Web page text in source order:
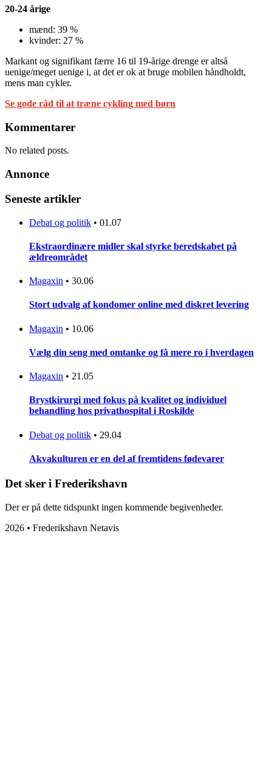
20-24 årige
mænd: 39 %
kvinder: 27 %
Markant og signifikant færre 16 til 19-årige drenge er altså
uenige/meget uenige i, at det er ok at bruge mobilen håndholdt,
mens man cykler.
Se gode råd til at træne cykling med børn
Kommentarer
No related posts.
Annonce
Seneste artikler
Debat og politik • 01.07
Ekstraordinære midler skal styrke beredskabet på
ældreområdet
Magaxin • 30.06
Stort udvalg af kondomer online med diskret levering
Magaxin • 10.06
Vælg din seng med omtanke og få mere ro i hverdagen
Magaxin • 21.05
Brystkirurgi med fokus på kvalitet og individuel
behandling hos privathospital i Roskilde
Debat og politik • 29.04
Akvakulturen er en del af fremtidens fødevarer
Det sker i Frederikshavn
Der er på dette tidspunkt ingen kommende begivenheder.
2026 • Frederikshavn Netavis